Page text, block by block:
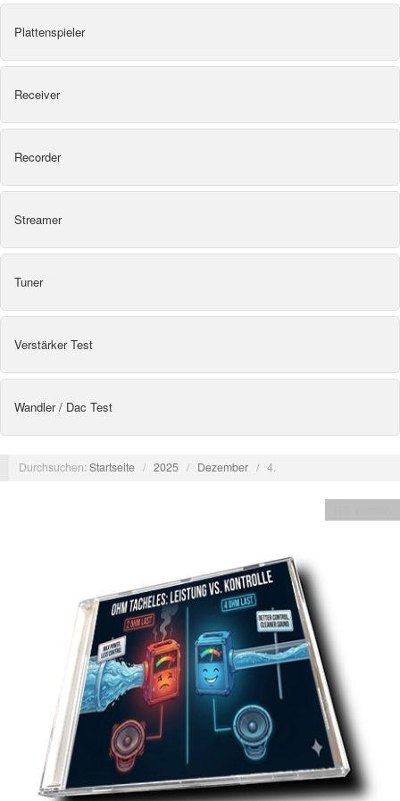
Plattenspieler
Receiver
Recorder
Streamer
Tuner
Verstärker Test
Wandler / Dac Test
Durchsuchen:Startseite / 2025 / Dezember / 4.